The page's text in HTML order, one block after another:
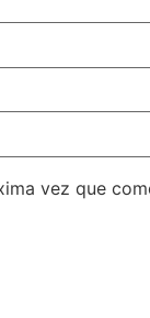
vez que